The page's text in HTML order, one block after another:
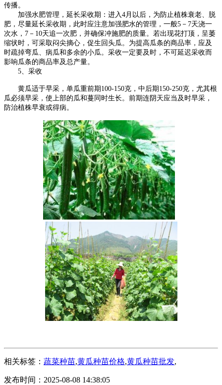
传播。
加强水肥管理，延长采收期：进入4月以后，为防止植株衰老、脱
肥，尽量延长采收期，此时应注意加强肥水的管理，一般5－7天浇一
次水，7－10天追一次肥，并确保冲施肥的质量。若出现花打顶，呈萎
缩状时，可采取闷尖摘心，促生回头瓜。为提高瓜条的商品率，应及
时疏掉弯瓜、病瓜和多余的小瓜。采收一定要及时，不可延迟采收而
影响瓜条的商品率及总产量。
5、采收
黄瓜适于早采，单瓜重前期100-150克，中后期150-250克，尤其根
瓜必须早采，使上部的瓜和蔓同时生长。前期连阴天应当及时早采，
防治植株早衰或得病。
相关标签： 蔬菜种苗,黄瓜种苗价格,黄瓜种苗批发,
发布时间：2025-08-08 14:38:05